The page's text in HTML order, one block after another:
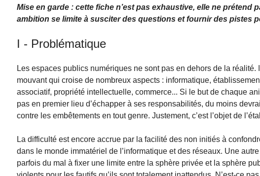
Mise en garde : cette fiche n’est pas exhaustive, elle ne
ambition se limite à susciter des questions et fournir des pistes
I - Problématique
Les espaces publics numériques ne sont pas en dehors de la
mouvant qui croise de nombreux aspects : informatique,
associatif, propriété intellectuelle, commerce... Si le but de chaque
pas en premier lieu d’échapper à ses responsabilités, du moins
contre les embêtements en tout genre. Justement, c’est l’objet de
La difficulté est encore accrue par la facilité des non initiés à
dans le monde immatériel de l’informatique et des réseaux. Une
parfois du mal à fixer une limite entre la sphère privée et la sphère